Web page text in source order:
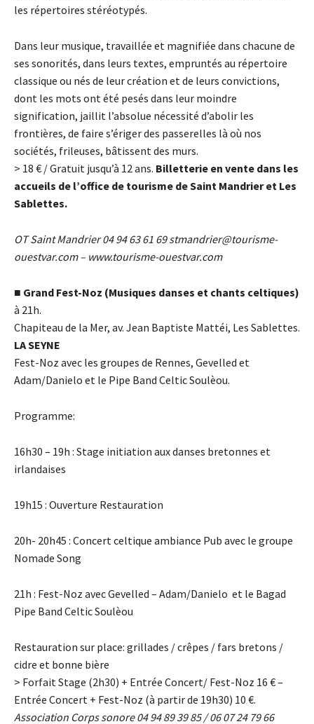
les répertoires stéréotypés.
Dans leur musique, travaillée et magnifiée dans chacune de
ses sonorités, dans leurs textes, empruntés au répertoire
classique ou nés de leur création et de leurs convictions,
dont les mots ont été pesés dans leur moindre
signification, jaillit l’absolue nécessité d’abolir les
frontières, de faire s’ériger des passerelles là où nos
sociétés, frileuses, bâtissent des murs.
> 18 € / Gratuit jusqu’à 12 ans. Billetterie en vente dans les
accueils de l’office de tourisme de Saint Mandrier et Les
Sablettes.
OT Saint Mandrier 04 94 63 61 69stmandrier@tourisme-
ouestvar.com– www.tourisme-ouestvar.com
■ Grand Fest-Noz (Musiques danses et chants celtiques)
à 21h.
Chapiteau de la Mer, av. Jean Baptiste Mattéi, Les Sablettes.
LA SEYNE
Fest-Noz avec les groupes de Rennes, Gevelled et
Adam/Danielo et le Pipe Band Celtic Soulèou.
Programme:
16h30 – 19h : Stage initiation aux danses bretonnes et
irlandaises
19h15 : Ouverture Restauration
20h- 20h45 : Concert celtique ambiance Pub avec le groupe
Nomade Song
21h : Fest-Noz avec Gevelled – Adam/Danielo et le Bagad
Pipe Band Celtic Soulèou
Restauration sur place: grillades / crêpes / fars bretons /
cidre et bonne bière
> Forfait Stage (2h30) + Entrée Concert/ Fest-Noz 16 € –
Entrée Concert + Fest-Noz (à partir de 19h30) 10 €.
Association Corps sonore 04 94 89 39 85 / 06 07 24 79 66